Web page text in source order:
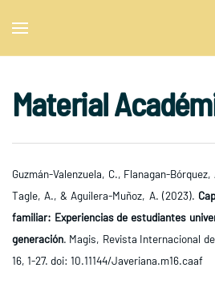
Material
Guzmán-Valenzuela, C., Flanagan-
Tagle, A., & Aguilera-Muñoz, A. (2023).
familiar: Experiencias de estudiantes
generación. Magis, Revista Internacional
16, 1-27. doi: 10.11144/Javeriana.m16.caaf